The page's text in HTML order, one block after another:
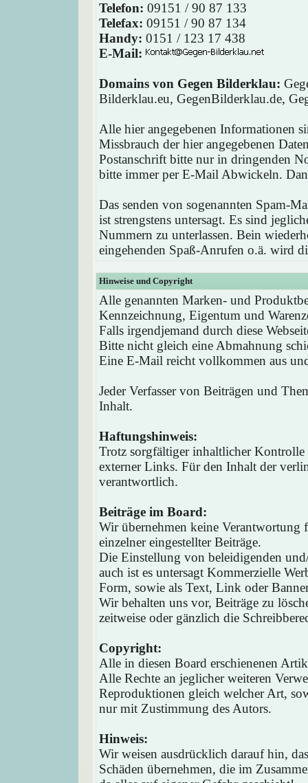
Telefon: 09151 / 90 87 133
Telefax: 09151 / 90 87 134
Handy: 0151 / 123 17 438
E-Mail:
Domains von Gegen Bilderklau:
Bilderklau.eu, GegenBilderklau.de,
Alle hier angegebenen Informationen
Missbrauch der hier angegebenen
Postanschrift bitte nur in dringenden
bitte immer per E-Mail Abwickeln.
Das senden von sogenannten Spam-
ist strengstens untersagt. Es sind
Nummern zu unterlassen. Bein
eingehenden Spaß-Anrufen o.ä. wird
Hinweise und Copyright
Alle genannten Marken- und
Kennzeichnung, Eigentum und
Falls irgendjemand durch diese
Bitte nicht gleich eine Abmahnung
Eine E-Mail reicht vollkommen aus
Jeder Verfasser von Beiträgen und
Inhalt.
Haftungshinweis:
Trotz sorgfältiger inhaltlicher
externer Links. Für den Inhalt der
verantwortlich.
Beiträge im Board:
Wir übernehmen keine
einzelner eingestellter Beiträge.
Die Einstellung von beleidigenden
auch ist es untersagt Kommerzielle
Form, sowie als Text, Link oder
Wir behalten uns vor, Beiträge zu
zeitweise oder gänzlich die
Copyright:
Alle in diesen Board erschienenen
Alle Rechte an jeglicher weiteren
Reproduktionen gleich welcher Art,
nur mit Zustimmung des Autors.
Hinweis:
Wir weisen ausdrücklich darauf hin,
Schäden übernehmen, die im